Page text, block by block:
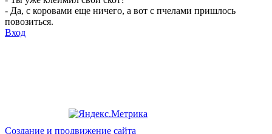
- Да, с коровами еще ничего, а вот с пчелами пришлось
повозиться.
Вход
Создание и продвижение сайта